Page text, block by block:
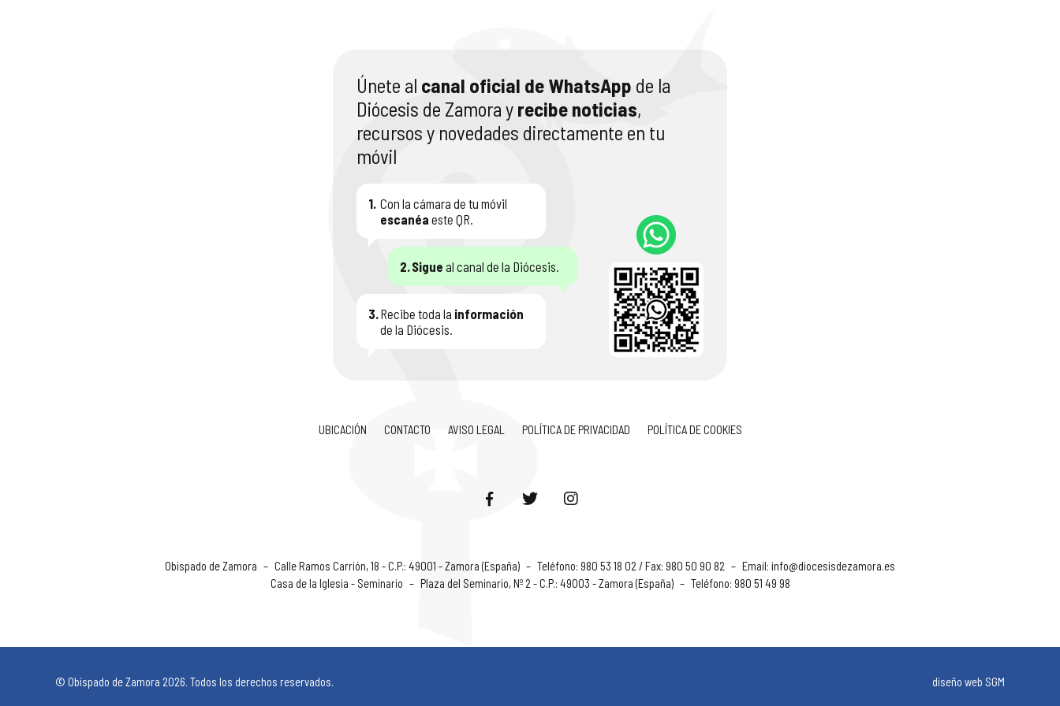
Únete al canal oficial de WhatsApp de la
Diócesis de Zamora y recibe noticias,
recursos y novedades directamente en tu
móvil
1. Con la cámara de tu móvil
escanéa este QR.
2.Sigue al canal de la Diócesis.
3.Recibe toda la información
de la Diócesis.
UBICACIÓN CONTACTO AVISO LEGAL POLÍTICA DE PRIVACIDAD POLÍTICA DE COOKIES
Obispado de Zamora – Calle Ramos Carrión, 18 - C.P.: 49001 - Zamora (España) – Teléfono: 980 53 18 02 / Fax: 980 50 90 82 – Email: info@diocesisdezamora.es
Casa de la Iglesia - Seminario – Plaza del Seminario, Nº 2 - C.P.: 49003 - Zamora (España) – Teléfono: 980 51 49 98
© Obispado de Zamora 2026. Todos los derechos reservados. diseño web SGM